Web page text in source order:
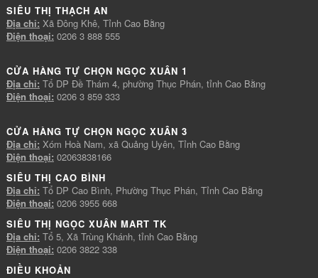
SIÊU THỊ THẠCH AN
Địa chỉ: Xã Đông Khê, Tỉnh Cao Bằng
Điện thoại: 0206 3 888 555
CỬA HÀNG TỰ CHỌN NGỌC XUÂN 1
Địa chỉ: Tổ DP Đề Thám 4, phường Thục Phán, tỉnh Cao Bằng
Điện thoại: 0206 3 859 333
CỬA HÀNG TỰ CHỌN NGỌC XUÂN 3
Địa chỉ: Xóm Hoà Nam, xã Quảng Uyên, Tỉnh Cao Bằng
Điện thoại: 02063838166
SIÊU THỊ CAO BÌNH
Địa chỉ: Tổ DP Cao Bình, Phường Thục Phán, Tỉnh Cao Bằng
Điện thoại: 0206 3955 668
SIÊU THỊ NGỌC XUÂN MART TK
Địa chỉ: Tổ 5, Xã Trùng Khánh, tỉnh Cao Bằng
Điện thoại: 0206 3822 338
ĐIỀU KHOẢN